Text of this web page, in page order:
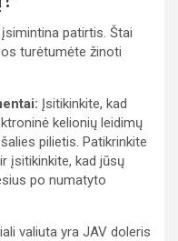
patirtis. Štai
turėtumėte žinoti
Įsitikinkite, kad
kelionių leidimų
pilietis. Patikrinkite
įsitikinkite, kad jūsų
po numatyto
valiuta yra JAV doleris